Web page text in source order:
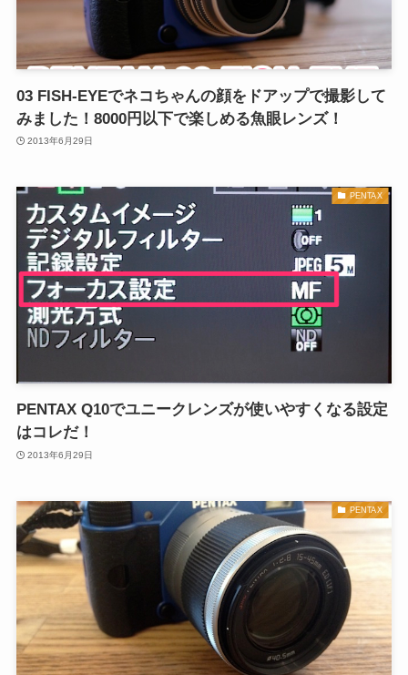
03 FISH-EYEでネコちゃんの顔をドアップで撮影して
みました！8000円以下で楽しめる魚眼レンズ！
2013年6月29日
PENTAX
PENTAX Q10でユニークレンズが使いやすくなる設定
はコレだ！
2013年6月29日
PENTAX